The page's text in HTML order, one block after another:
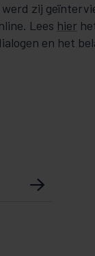
zij
Lees hier
en het